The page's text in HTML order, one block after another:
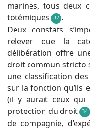
marines, tous deux
totémiques 32 .
Deux constats
relever que la
délibération offre
droit commun stricto
une classification
sur la fonction qu’ils
(il y aurait ceux qui
protection du droit 34
de compagnie,